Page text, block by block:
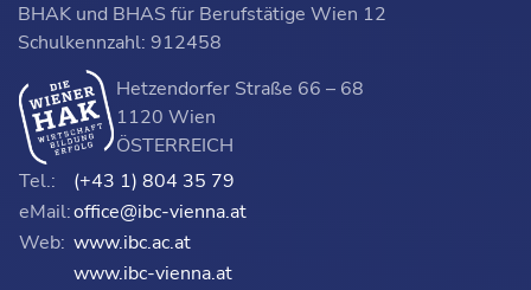
BHAK und BHAS für Berufstätige Wien 12
Schulkennzahl: 912458
Hetzendorfer Straße 66 – 68
1120 Wien
ÖSTERREICH
Tel.:
(+43 1) 804 35 79
eMail:office@ibc-vienna.at
Web: www.ibc.ac.at
www.ibc-vienna.at